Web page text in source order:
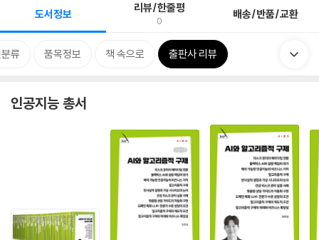
도서정보 리뷰/한줄평
0 배송/반품/교환
류 품목정보 책 속으로 출판사 리뷰
인공지능 총서